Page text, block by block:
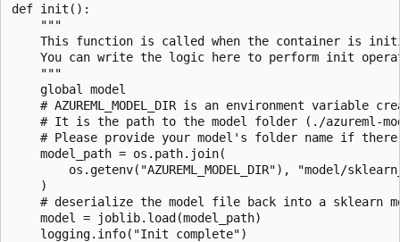
def init():
    """
This function is called when the container is
You can write the logic here to perform init
    """
    global model
# AZUREML_MODEL_DIR is an environment variable
# It is the path to the model folder (./azureml-
# Please provide your model's folder name if
    model_path = os.path.join(
os.getenv("AZUREML_MODEL_DIR"), "model/
    )
# deserialize the model file back into a sklearn
    model = joblib.load(model_path)
    logging.info("Init complete")